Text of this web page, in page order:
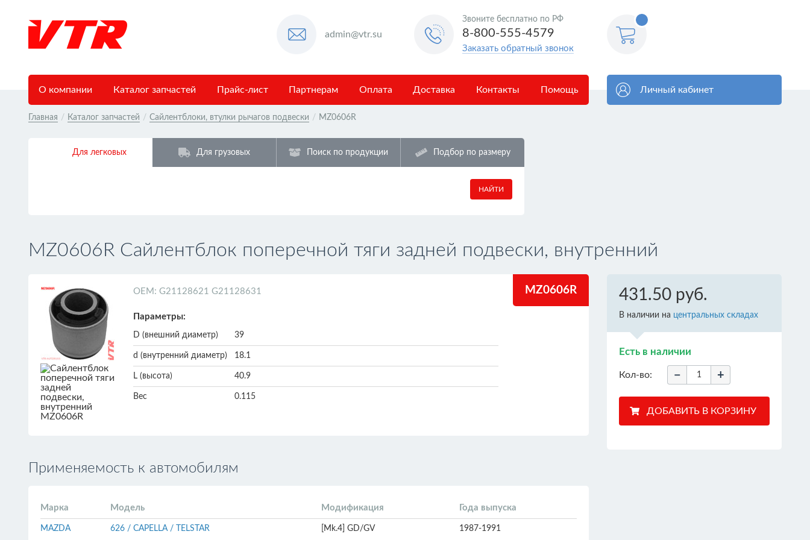
admin@vtr.su
Звоните бесплатно по РФ
8-800-555-4579
Заказать обратный звонок
order.count
|| 0 @>
О компании Каталог запчастей Прайс-лист Партнерам Оплата Доставка Контакты Помощь Личный кабинет
Главная / Каталог запчастей / Сайлентблоки, втулки рычагов подвески / MZ0606R
Для легковых
НАЙТИ
Для грузовых Поиск по продукции Подбор по размеру
MZ0606R Сайлентблок поперечной тяги задней подвески, внутренний
MZ0606R
ОЕМ: G21128621 G21128631
Параметры:
D (внешний диаметр) 39
d (внутренний диаметр) 18.1
L (высота) 40.9
Вес 0.115
Применяемость к автомобилям
Марка Модель Модификация Года выпуска
MAZDA 626 / CAPELLA / TELSTAR [Mk.4] GD/GV 1987-1991
431.50 руб.
В наличии на центральных складах
Есть в наличии
Кол-во: − +